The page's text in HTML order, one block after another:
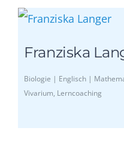
Franziska
Biologie | Englisch |
Vivarium, Lerncoaching